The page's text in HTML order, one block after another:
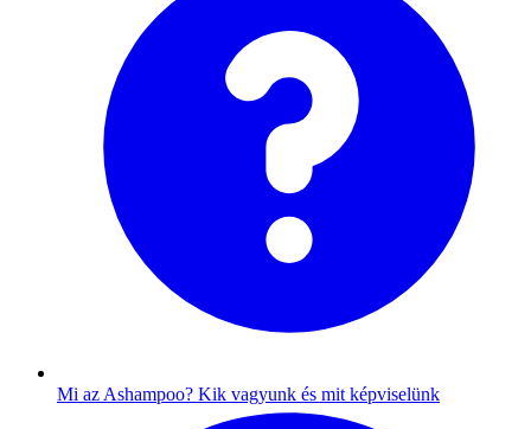
Mi az Ashampoo? Kik vagyunk és mit képviselünk